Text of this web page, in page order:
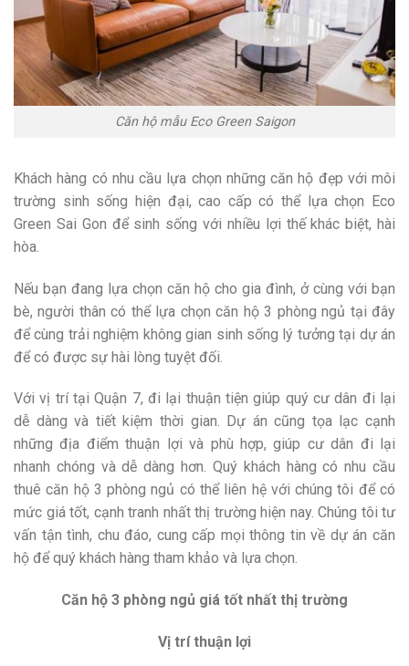
Căn hộ mẫu Eco Green Saigon
Khách hàng có nhu cầu lựa chọn những căn hộ đẹp với môi
trường sinh sống hiện đại, cao cấp có thể lựa chọn Eco
Green Sai Gon để sinh sống với nhiều lợi thế khác biệt, hài
hòa.
Nếu bạn đang lựa chọn căn hộ cho gia đình, ở cùng với bạn
bè, người thân có thể lựa chọn căn hộ 3 phòng ngủ tại đây
để cùng trải nghiệm không gian sinh sống lý tưởng tại dự án
để có được sự hài lòng tuyệt đối.
Với vị trí tại Quận 7, đi lại thuận tiện giúp quý cư dân đi lại
dễ dàng và tiết kiệm thời gian. Dự án cũng tọa lạc cạnh
những địa điểm thuận lợi và phù hợp, giúp cư dân đi lại
nhanh chóng và dễ dàng hơn. Quý khách hàng có nhu cầu
thuê căn hộ 3 phòng ngủ có thể liên hệ với chúng tôi để có
mức giá tốt, cạnh tranh nhất thị trường hiện nay. Chúng tôi tư
vấn tận tình, chu đáo, cung cấp mọi thông tin về dự án căn
hộ để quý khách hàng tham khảo và lựa chọn.
Căn hộ 3 phòng ngủ giá tốt nhất thị trường
Vị trí thuận lợi